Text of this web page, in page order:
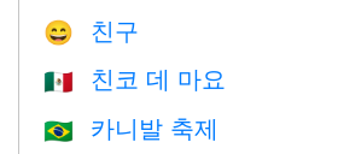
😄 친구
🇲🇽 친코 데 마요
🇧🇷 카니발 축제